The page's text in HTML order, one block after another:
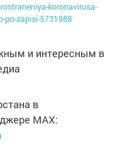
koronavirusa-
po-zapisi-5731988
и интересным в
в
MАХ: